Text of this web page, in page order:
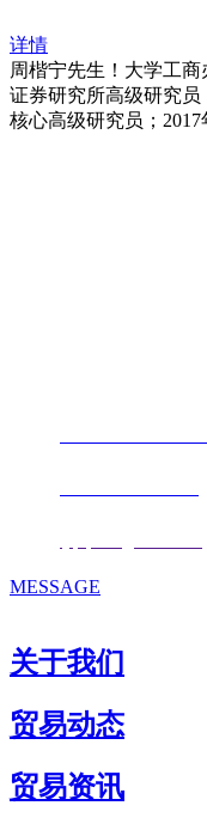
详情
周楷宁先生！大学工商
证券研究所高级研究员
核心高级研究员；
MESSAGE
关于我们
贸易动态
贸易资讯